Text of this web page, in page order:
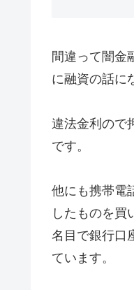
間違って闇金
に融資の話に
違法金利ので
です。
他にも携帯電
したものを買
名目で銀行口
ています。